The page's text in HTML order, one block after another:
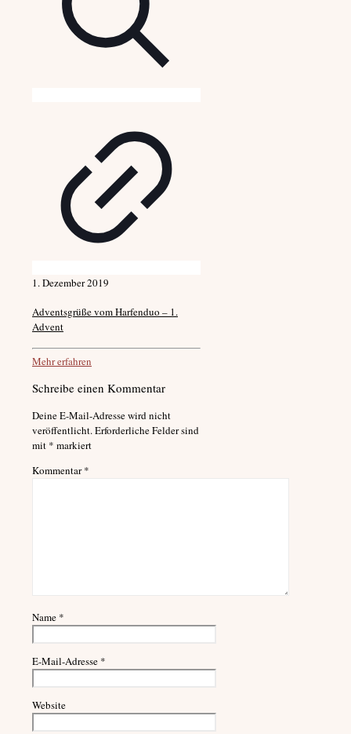
1. Dezember 2019
Adventsgrüße vom Harfenduo – 1.
Advent
Mehr erfahren
Schreibe einen Kommentar
Deine E-Mail-Adresse wird nicht
veröffentlicht.Erforderliche Felder sind
mit * markiert
Kommentar*
Name *
E-Mail-Adresse *
Website